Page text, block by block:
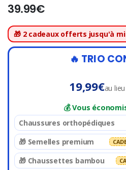
39.99€
🎁 2 cadeaux offerts jusqu'à
🔥 TRIO
19,99€au
💰 Vous
Chaussures orthopédiques
🎁 Semelles premium
🎁 Chaussettes bambou